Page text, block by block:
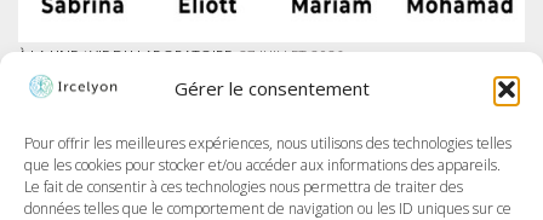
Gérer le consentement
Pour offrir les meilleures expériences, nous utilisons des technologies telles
que les cookies pour stocker et/ou accéder aux informations des appareils.
Le fait de consentir à ces technologies nous permettra de traiter des
données telles que le comportement de navigation ou les ID uniques sur ce
À LA UNE /VIE DU LABORATOIRE 27 JUILLET 2026
IRCELYON LANCE SON PROGRAMME DES AMBASSADEURS SUR LINKEDIN
À Ircelyon, nous formons les chercheur·e·s de demain, et aujourd’hui,
nous allons encore plus loin en donnant la parole à nos doctorant·e·s
à travers un tout nouveau programme : les Ambassadeurs et
Ambassadrices d’Ircelyon !...